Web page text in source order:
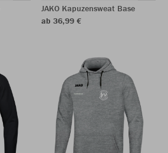
JAKO Kapuzensweat Base
ab 36,99 €